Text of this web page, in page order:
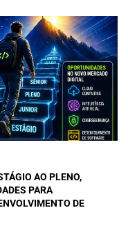
AO PLENO,
PARA
DE